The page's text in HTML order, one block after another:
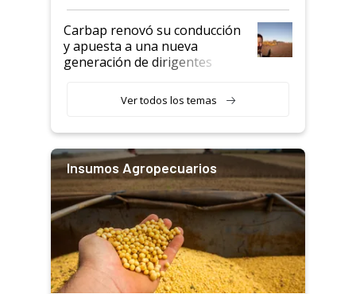
Carbap renovó su conducción
y apuesta a una nueva
generación de dirigentes
Ver todos los temas
Insumos Agropecuarios